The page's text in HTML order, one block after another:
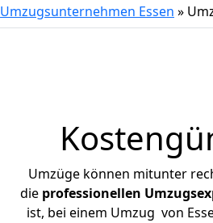
Umzugsunternehmen Essen »
Umzüge können mitunter
die professionellen
ist, bei einem Umzug von